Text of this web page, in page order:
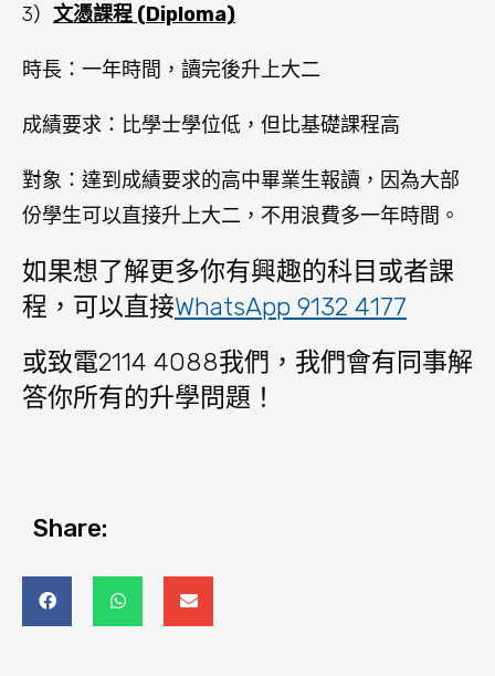
3） 文憑課程 (Diploma)
時長：一年時間，讀完後升上大二
成績要求：比學士學位低，但比基礎課程高
對象：達到成績要求的高中畢業生報讀，因為大部
份學生可以直接升上大二，不用浪費多一年時間。
如果想了解更多你有興趣的科目或者課
程，可以直接WhatsApp 9132 4177
或致電2114 4088我們，我們會有同事解
答你所有的升學問題！
Share: